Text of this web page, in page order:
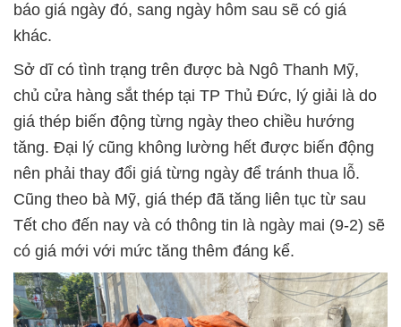
báo giá ngày đó, sang ngày hôm sau sẽ có giá
khác.
Sở dĩ có tình trạng trên được bà Ngô Thanh Mỹ,
chủ cửa hàng sắt thép tại TP Thủ Đức, lý giải là do
giá thép biến động từng ngày theo chiều hướng
tăng. Đại lý cũng không lường hết được biến động
nên phải thay đổi giá từng ngày để tránh thua lỗ.
Cũng theo bà Mỹ, giá thép đã tăng liên tục từ sau
Tết cho đến nay và có thông tin là ngày mai (9-2) sẽ
có giá mới với mức tăng thêm đáng kể.